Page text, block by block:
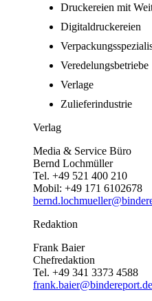
Druckereien mit
Digitaldruckereien
Veredelungsbetriebe
Verlage
Zulieferindustrie
Verlag
Media & Service Büro
Bernd Lochmüller
Tel. +49 521 400 210
Mobil: +49 171 6102678
Redaktion
Frank Baier
Chefredaktion
Tel. +49 341 3373 4588
frank.baier@bindereport.de